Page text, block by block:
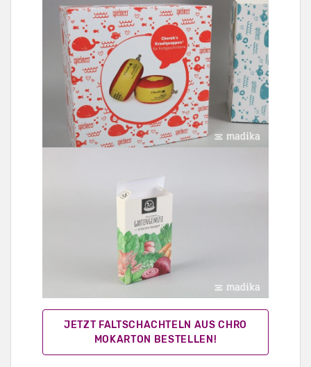
JETZT FALTSCHACHTELN AUS CHRO
MOKARTON BESTELLEN!